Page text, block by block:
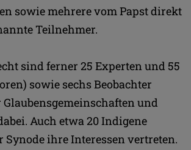
sowie mehrere vom Papst direkt
Teilnehmer.
sind ferner 25 Experten und 55
sowie sechs Beobachter
und
Auch etwa 20 Indigene
Synode ihre Interessen vertreten.